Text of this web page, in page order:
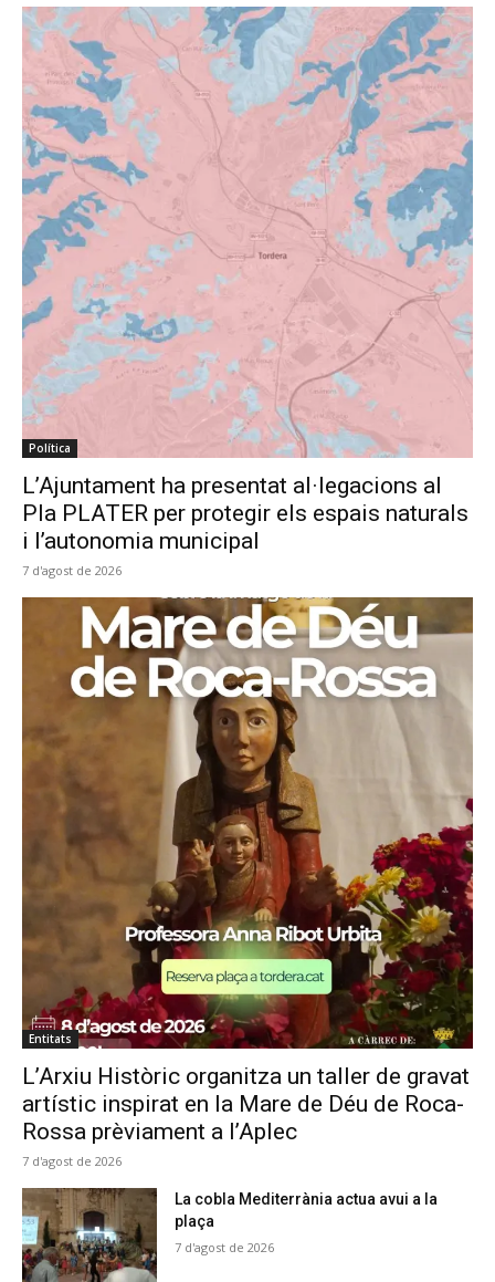
Política
L’Ajuntament ha presentat al·legacions al
Pla PLATER per protegir els espais naturals
i l’autonomia municipal
7 d'agost de 2026
Entitats
L’Arxiu Històric organitza un taller de gravat
artístic inspirat en la Mare de Déu de Roca-
Rossa prèviament a l’Aplec
7 d'agost de 2026
La cobla Mediterrània actua avui a la
plaça
7 d'agost de 2026